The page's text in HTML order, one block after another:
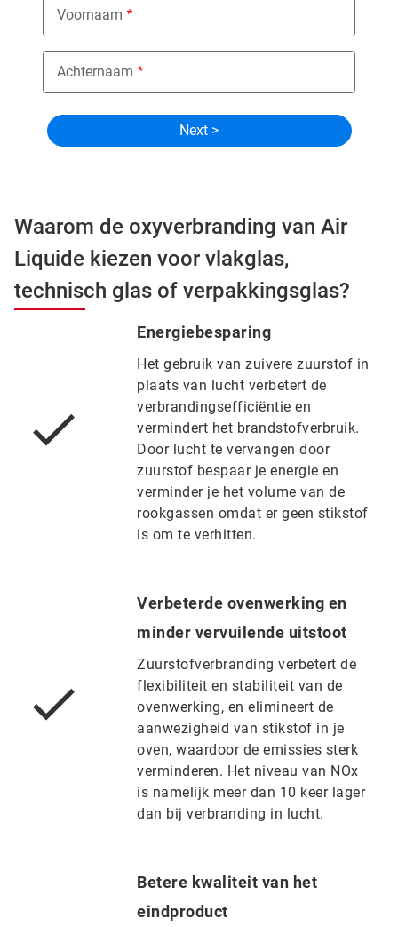
Waarom de oxyverbranding van Air
Liquide kiezen voor vlakglas,
technisch glas of verpakkingsglas?
Energiebesparing
Het gebruik van zuivere zuurstof in
plaats van lucht verbetert de
verbrandingsefficiëntie en
vermindert het brandstofverbruik.
Door lucht te vervangen door
zuurstof bespaar je energie en
verminder je het volume van de
rookgassen omdat er geen stikstof
is om te verhitten.
Verbeterde ovenwerking en
minder vervuilende uitstoot
Zuurstofverbranding verbetert de
flexibiliteit en stabiliteit van de
ovenwerking, en elimineert de
aanwezigheid van stikstof in je
oven, waardoor de emissies sterk
verminderen. Het niveau van NOx
is namelijk meer dan 10 keer lager
dan bij verbranding in lucht.
Betere kwaliteit van het
eindproduct
Voornaam
Achternaam